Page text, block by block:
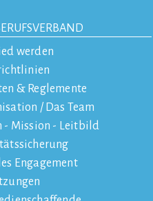
werden
& Reglemente
/ Das Team
- Mission - Leitbild
Engagement